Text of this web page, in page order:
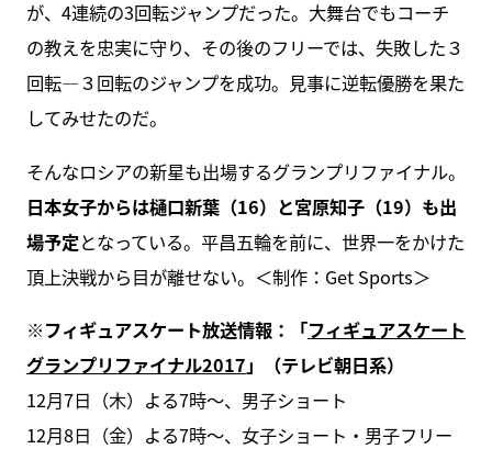
が、4連続の3回転ジャンプだった。大舞台でもコーチ
の教えを忠実に守り、その後のフリーでは、失敗した３
回転―３回転のジャンプを成功。見事に逆転優勝を果た
してみせたのだ。
そんなロシアの新星も出場するグランプリファイナル。
日本女子からは樋口新葉（16）と宮原知子（19）も出
場予定となっている。平昌五輪を前に、世界一をかけた
頂上決戦から目が離せない。＜制作：Get Sports＞
※フィギュアスケート放送情報：「フィギュアスケート
グランプリファイナル2017 」（テレビ朝日系）
12月7日（木）よる7時～、男子ショート
12月8日（金）よる7時～、女子ショート・男子フリー